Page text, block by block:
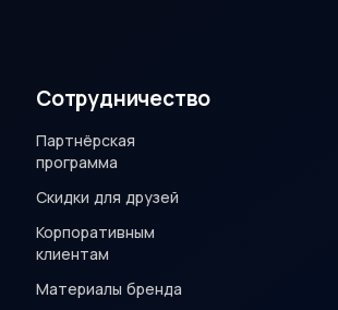
Сотрудничество
Партнёрская
программа
Скидки для друзей
Корпоративным
клиентам
Материалы бренда